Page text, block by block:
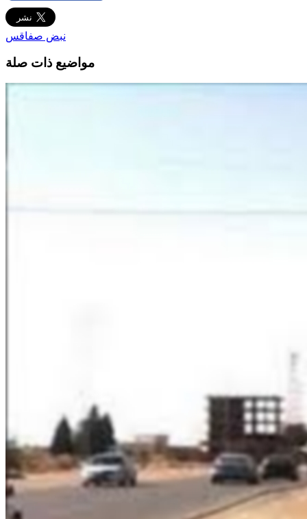
نبض صفاقس
مواضيع ذات صلة